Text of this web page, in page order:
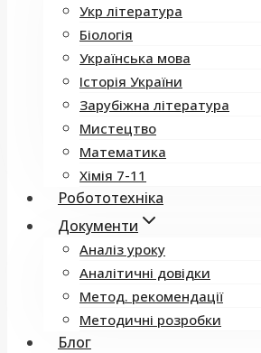
Укр література
Біологія
Українська мова
Історія України
Зарубіжна література
Мистецтво
Математика
Хімія 7-11
Робототехніка
Документи
Аналіз уроку
Аналітичні довідки
Метод. рекомендації
Методичні розробки
Блог